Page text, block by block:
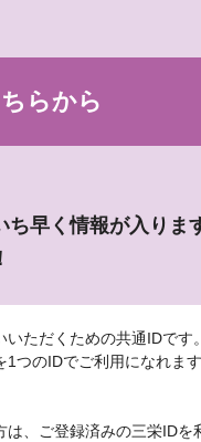
らから
ち早く情報が入りま
ただくための共通IDです
つのIDでご利用になれま
、ご登録済みの三栄IDを